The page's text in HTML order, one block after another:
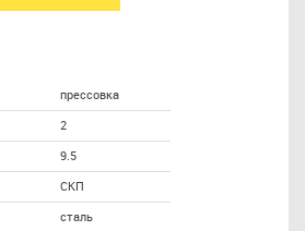
прессовка
2
9.5
СКП
сталь